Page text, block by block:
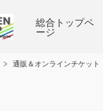
総合トップペ
ージ
通販＆オンラインチケット